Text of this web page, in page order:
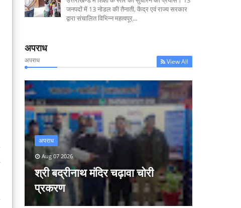
जनपदों में 13 नोडल की तैनाती, केंद्र एवं राज्य सरकार
द्वारा संचालित विभिन्न महत्वपूर्...
अपराध
अपराध View All
अपराध
Aug 07 2026
श्री बद्रीनाथ मंदिर चढ़ावा चोरी
प्रकरण